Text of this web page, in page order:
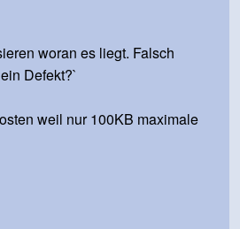
woran es liegt. Falsch
Defekt?`
weil nur 100KB maximale